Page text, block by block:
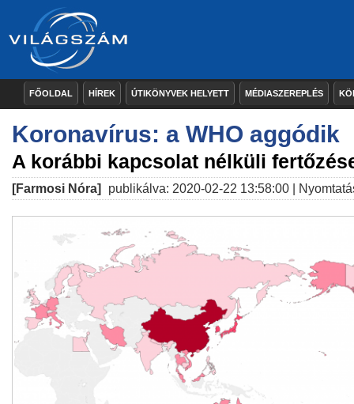
FŐOLDAL HÍREK ÚTIKÖNYVEK HELYETT MÉDIASZEREPLÉS
Koronavírus: a WHO aggódik
A korábbi kapcsolat nélküli
[Farmosi Nóra] publikálva: 2020-02-22 13:58:00 |